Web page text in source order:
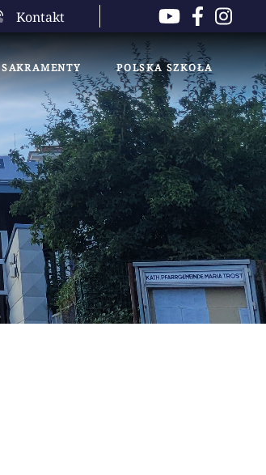
Kontakt
SAKRAMENTY POLSKA SZKOŁA